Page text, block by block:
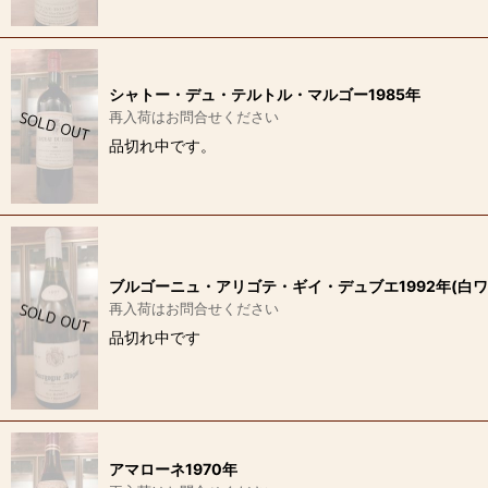
シャトー・デュ・テルトル・マルゴー1985年
再入荷はお問合せください
品切れ中です。
ブルゴーニュ・アリゴテ・ギイ・デュブエ1992年(白
再入荷はお問合せください
品切れ中です
アマローネ1970年